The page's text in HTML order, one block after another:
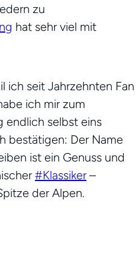
zu
hat sehr viel mit
ich seit Jahrzehnten Fan
ich mir zum
endlich selbst eins
bestätigen: Der Name
ist ein Genuss und
#Klassiker–
der Alpen.